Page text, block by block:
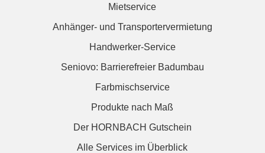
Mietservice
Anhänger- und Transportervermietung
Handwerker-Service
Seniovo: Barrierefreier Badumbau
Farbmischservice
Produkte nach Maß
Der HORNBACH Gutschein
Alle Services im Überblick